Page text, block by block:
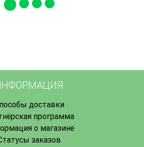
доставки
программа
о магазине
заказов